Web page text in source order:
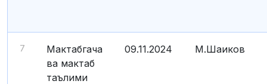
7
Мактабгача
ва мактаб
таълими
09.11.2024 М.Шаиков